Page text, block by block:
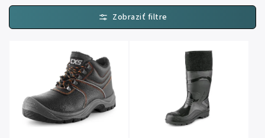
Najdrahšie
Najpredávanejšie